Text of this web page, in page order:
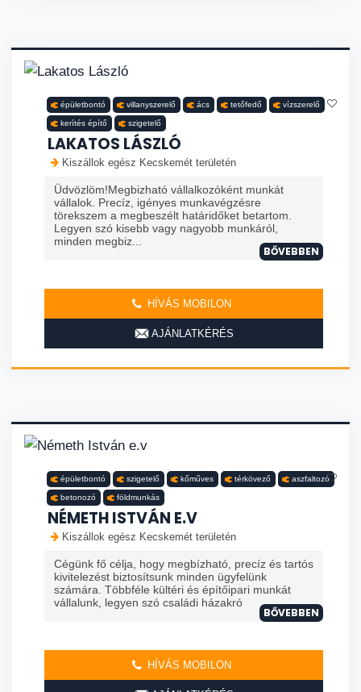
épületbontó villanyszerelő ács tetőfedő vízszerelő
kerítés építő szigetelő
LAKATOS LÁSZLÓ
Kiszállok egész Kecskemét területén
Üdvözlöm!Megbizható vállalkozóként munkát
vállalok. Precíz, igényes munkavégzésre
törekszem a megbeszélt határidőket betartom.
Legyen szó kisebb vagy nagyobb munkáról,
minden megbiz...
BŐVEBBEN
HÍVÁS MOBILON
AJÁNLATKÉRÉS
épületbontó szigetelő kőműves térkövező aszfaltozó
betonozó földmunkás
NÉMETH ISTVÁN E.V
Kiszállok egész Kecskemét területén
Cégünk fő célja, hogy megbízható, precíz és tartós
kivitelezést biztosítsunk minden ügyfelünk
számára. Többféle kültéri és építőipari munkát
vállalunk, legyen szó családi házakró
BŐVEBBEN
HÍVÁS MOBILON